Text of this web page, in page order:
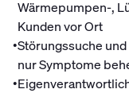
Wärmepumpen-,
Kunden vor Ort
•Störungssuche
nur Symptome
•